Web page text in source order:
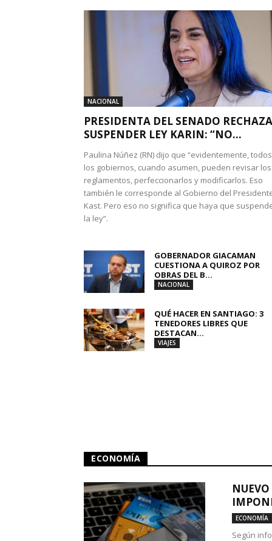
NACIONAL
PRESIDENTA DEL SENADO RECHAZA
SUSPENDER LEY KARIN: “NO...
Paulina Núñez (RN) dijo que “evidentemente, todos
los gobiernos, cuando asumen, pueden revisar los
reglamentos, perfeccionarlos y modificarlos. Eso
también le corresponde al Gobierno del
Kast. Pero eso no significa que haya que
la ley”.
GOBERNADOR GIACAMAN
CUESTIONA A QUIROZ POR
OBRAS DEL B...
NACIONAL
QUÉ HACER EN SANTIAGO: 3
TENEDORES LIBRES QUE
DESTACAN...
VIAJES
ECONOMÍA
ECONOMÍA
Según